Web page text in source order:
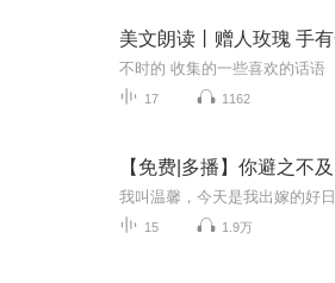
美文朗读丨赠人玫瑰 手
不时的 收集的一些喜欢的话语
17 1162
【免费|多播】你避之不
15 1.9万